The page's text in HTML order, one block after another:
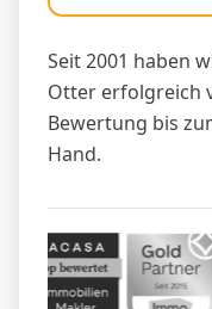
Seit 2001 haben
Otter erfolgreich
Bewertung bis
Hand.